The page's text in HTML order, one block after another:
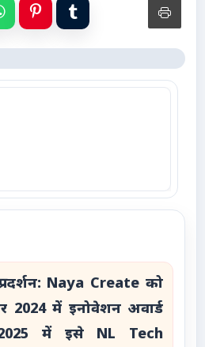
Naya Create को
2024 में इनोवेशन अवार्ड
में इसे NL Tech